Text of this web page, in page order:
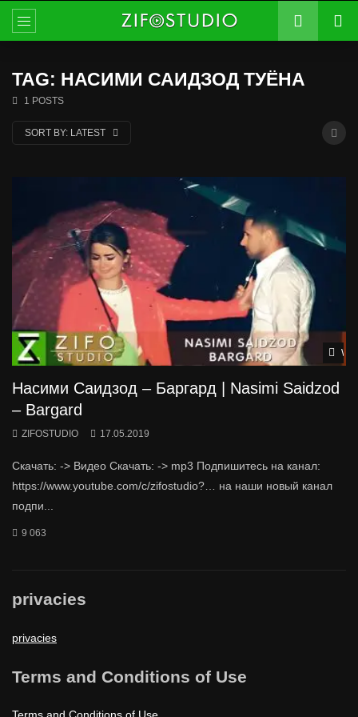
TAG: НАСИМИ САИДЗОД ТУЁНА
1 POSTS
SORT BY: LATEST
Насими Саидзод – Баргард | Nasimi Saidzod
– Bargard
ZIFOSTUDIO 17.05.2019
Скачать: -> Видео Скачать: -> mp3 Подпишитесь на канал:
https://www.youtube.com/c/zifostudio?… на наши новый канал
подпи...
9 063
privacies
privacies
Terms and Conditions of Use